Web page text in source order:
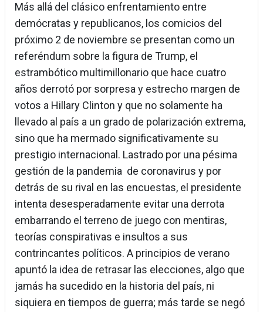
Más allá del clásico enfrentamiento entre
demócratas y republicanos, los comicios del
próximo 2 de noviembre se presentan como un
referéndum sobre la figura de Trump, el
estrambótico multimillonario que hace cuatro
años derrotó por sorpresa y estrecho margen de
votos a Hillary Clinton y que no solamente ha
llevado al país a un grado de polarización extrema,
sino que ha mermado significativamente su
prestigio internacional. Lastrado por una pésima
gestión de la pandemia de coronavirus y por
detrás de su rival en las encuestas, el presidente
intenta desesperadamente evitar una derrota
embarrando el terreno de juego con mentiras,
teorías conspirativas e insultos a sus
contrincantes políticos. A principios de verano
apuntó la idea de retrasar las elecciones, algo que
jamás ha sucedido en la historia del país, ni
siquiera en tiempos de guerra; más tarde se negó